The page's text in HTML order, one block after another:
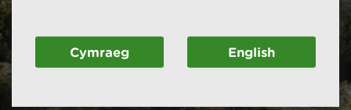
Cymraeg English